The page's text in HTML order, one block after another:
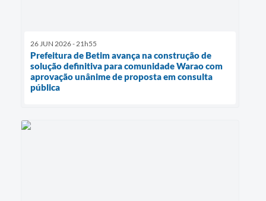
26 JUN 2026 - 21h55
Prefeitura de Betim avança na construção de
solução definitiva para comunidade Warao com
aprovação unânime de proposta em consulta
pública